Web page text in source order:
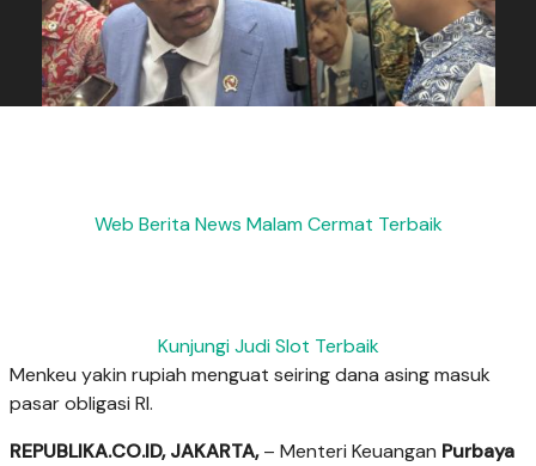
Web Berita News Malam Cermat Terbaik
Kunjungi Judi Slot Terbaik
Menkeu yakin rupiah menguat seiring dana asing masuk
pasar obligasi RI.
REPUBLIKA.CO.ID, JAKARTA,– Menteri Keuangan Purbaya